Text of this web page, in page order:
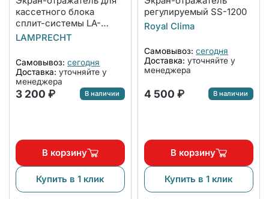
кассетного блока
сплит-системы LA-
NW600-CA
LAMPRECHT
Самовывоз: сегодня
Доставка: уточняйте у
менеджера
3 200 ₽ В наличии
В корзину
Купить в 1 клик
регулируемый SS-1200
Royal Clima
Самовывоз: сегодня
Доставка: уточняйте у
менеджера
4 500 ₽ В наличии
В корзину
Купить в 1 клик